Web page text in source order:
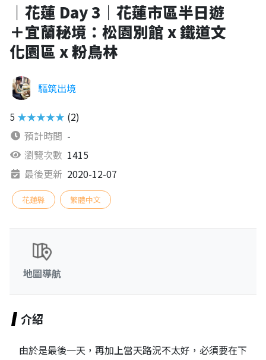
｜花蓮 Day 3｜花蓮市區半日遊
＋宜蘭秘境：松園別館 x 鐵道文
化園區 x 粉鳥林
驅筑出境
5 ★★★★★ (2)
預計時間 -
瀏覽次數 1415
最後更新 2020-12-07
花蓮縣 繁體中文
地圖導航
介紹
由於是最後一天，再加上當天路況不太好，必須要在下